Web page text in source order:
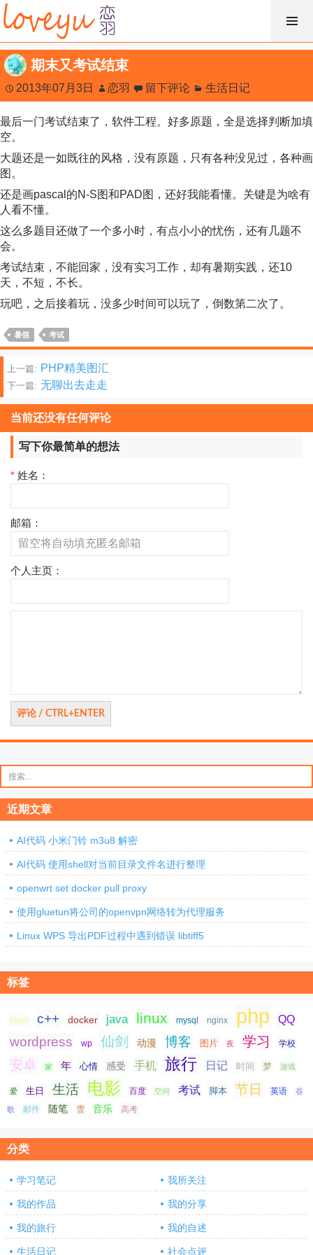
跳
过
内
容
期末又考试结束
2013年07月3日 恋羽 留下评论 生活日记
最后一门考试结束了，软件工程。好多原题，全是选择判断加填
空。
大题还是一如既往的风格，没有原题，只有各种没见过，各种画
图。
还是画pascal的N-S图和PAD图，还好我能看懂。关键是为啥有
人看不懂。
这么多题目还做了一个多小时，有点小小的忧伤，还有几题不
会。
考试结束，不能回家，没有实习工作，却有暑期实践，还10
天，不短，不长。
玩吧，之后接着玩，没多少时间可以玩了，倒数第二次了。
暑假 考试
文
章
分
页
上一篇: PHP精美图汇
下一篇: 无聊出去走走
当前还没有任何评论
写下你最简单的想法
* 姓名：
邮箱：
个人主页：
索：
近期文章
AI代码 小米门铃 m3u8 解密
AI代码 使用shell对当前目录文件名进行整理
openwrt set docker pull proxy
使用gluetun将公司的openvpn网络转为代理服务
Linux WPS 导出PDF过程中遇到错误 libtiff5
标签
bash c++ docker java linux mysql nginx php QQ
wordpress wp 仙剑 动漫 博客 图片 夜 学习 学校
安卓 家 年 心情 感受 手机 旅行 日记 时间 梦 游戏
爱 生日 生活 电影 百度 空间 考试 脚本 节日 英语 谷
歌 邮件 随笔 雪 音乐 高考
分类
学习笔记 我所关注
我的作品 我的分享
我的旅行 我的自述
生活日记 社会点评